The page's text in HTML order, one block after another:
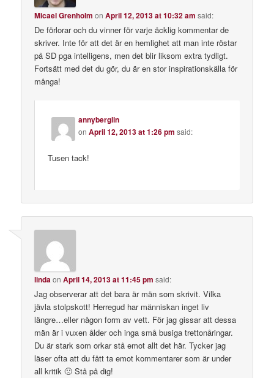
Micael Grenholm onApril 12, 2013 at 10:32 am said:
De förlorar och du vinner för varje äcklig kommentar de
skriver. Inte för att det är en hemlighet att man inte röstar
på SD pga intelligens, men det blir liksom extra tydligt.
Fortsätt med det du gör, du är en stor inspirationskälla för
många!
annyberglin
onApril 12, 2013 at 1:26 pm said:
Tusen tack!
lindaonApril 14, 2013 at 11:45 pm said:
Jag observerar att det bara är män som skrivit. Vilka
jävla stolpskott! Herregud har människan inget liv
längre…eller någon form av vett. För jag gissar att dessa
män är i vuxen ålder och inga små busiga trettonåringar.
Du är stark som orkar stå emot allt det här. Tycker jag
läser ofta att du fått ta emot kommentarer som är under
all kritik 🙁 Stå på dig!